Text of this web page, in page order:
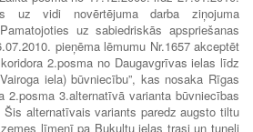
uz vidi novērtējuma darba ziņojuma
uz sabiedriskās apspriešanas
pieņēma lēmumu Nr.1657 akceptēt
2.posma no Daugavgrīvas ielas līdz
iela) būvniecību”, kas nosaka Rīgas
2.posma 3.alternatīvā varianta būvniecības
alternatīvais variants paredz augsto tiltu
līmenī pa Bukultu ielas trasi un tuneli